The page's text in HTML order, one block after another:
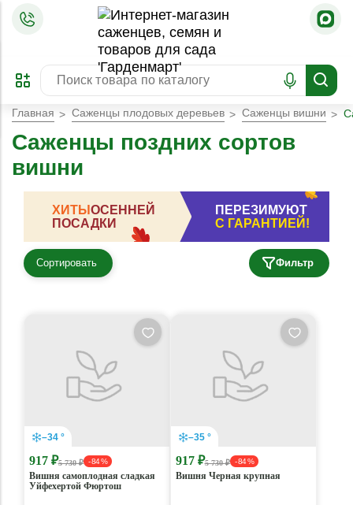
ПРЕДЗАКАЗ
ЗАБРОНИРОВАТЬ
ЛУЧШЕЕ
Главная Саженцы плодовых деревьев Саженцы вишни
Саженцы поздних сортов
вишни
ХИТЫОСЕННЕЙ
ПОСАДКИ
ПЕРЕЗИМУЮТ
С ГАРАНТИЕЙ!
Сортировать Фильтр
–34 °
917 ₽5 730 ₽ - 84 %
Вишня самоплодная сладкая
Уйфехертой Фюртош
–35 °
917 ₽5 730 ₽ - 84 %
Вишня Черная крупная